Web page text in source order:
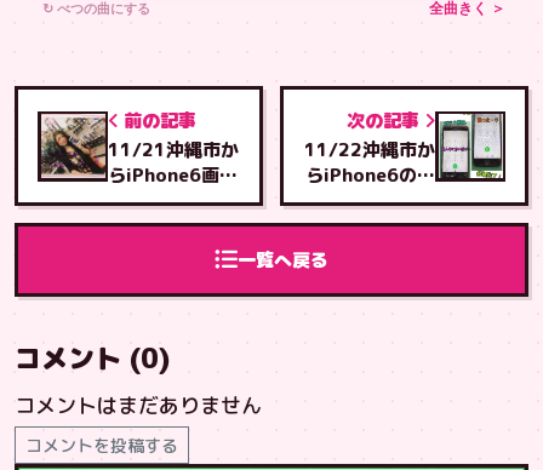
↻ べつの曲にする 全曲きく ＞
前の記事
11/21沖縄市か
らiPhone6画面
修理・うるま店
より
一覧へ戻る
次の記事
11/22沖縄市か
らiPhone6の画
面修理・石川店
より
コメント (0)
コメントはまだありません
コメントを投稿する